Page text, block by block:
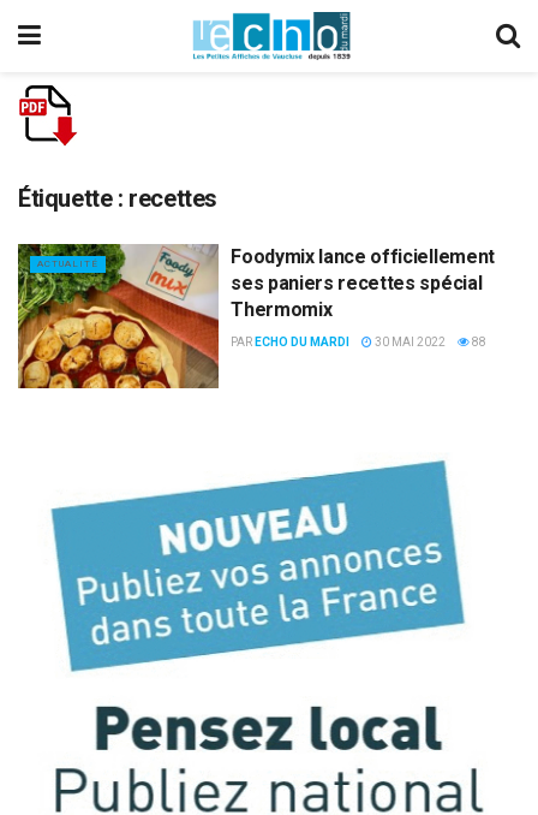
Étiquette : recettes
ACTUALITÉ
Foodymix lance officiellement
ses paniers recettes spécial
Thermomix
PAR ECHO DU MARDI 30 MAI 2022 88